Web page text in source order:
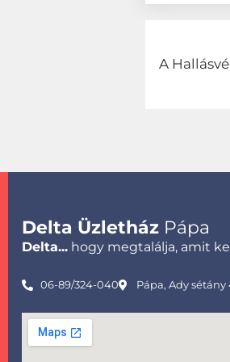
A
Delta Üzletház Pápa
Delta... hogy megtalálja, amit
06-89/324-040 Pápa, Ady sétány